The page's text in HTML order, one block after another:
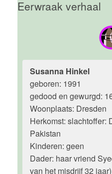
Eerwraak verhaal
Susanna Hinkel
geboren: 1991
gedood en gewurgd:
Woonplaats: Dresden
Herkomst: slachtoffer:
Pakistan
Kinderen: geen
Dader: haar vriend
van het misdrijf 32 jaar)